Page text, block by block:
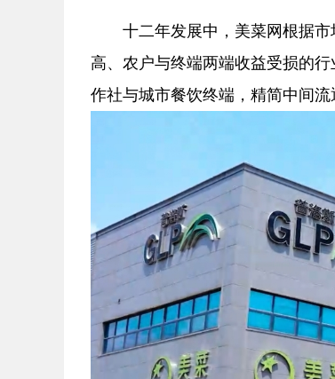
十二年发展中，美菜网根据
高、农户与终端两端收益受损的
作社与城市餐饮终端，精简中间流